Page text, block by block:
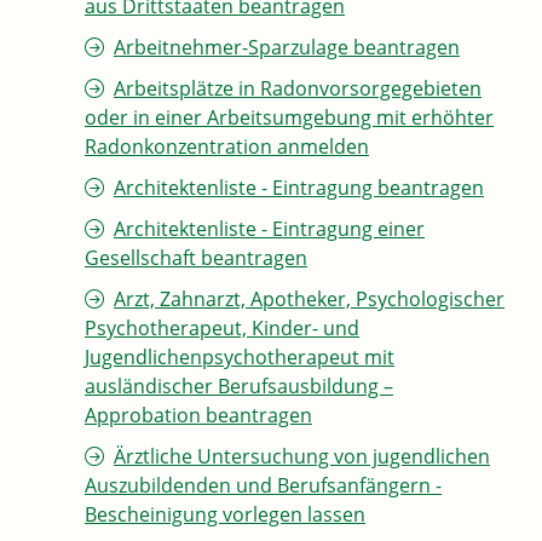
aus Drittstaaten beantragen
Arbeitnehmer-Sparzulage beantragen
Arbeitsplätze in Radonvorsorgegebieten
oder in einer Arbeitsumgebung mit erhöhter
Radonkonzentration anmelden
Architektenliste - Eintragung beantragen
Architektenliste - Eintragung einer
Gesellschaft beantragen
Arzt, Zahnarzt, Apotheker, Psychologischer
Psychotherapeut, Kinder- und
Jugendlichenpsychotherapeut mit
ausländischer Berufsausbildung –
Approbation beantragen
Ärztliche Untersuchung von jugendlichen
Auszubildenden und Berufsanfängern -
Bescheinigung vorlegen lassen